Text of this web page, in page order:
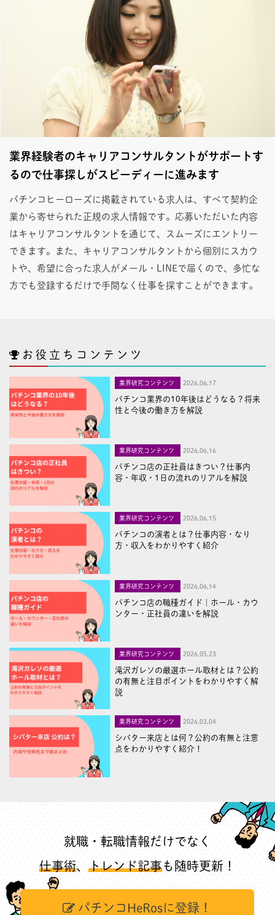
業界経験者のキャリアコンサルタントがサポートす
るので仕事探しがスピーディーに進みます
パチンコヒーローズに掲載されている求人は、すべて契約企
業から寄せられた正規の求人情報です。応募いただいた内容
はキャリアコンサルタントを通じて、スムーズにエントリー
できます。また、キャリアコンサルタントから個別にスカウ
トや、希望に合った求人がメール・LINEで届くので、多忙な
方でも登録するだけで手間なく仕事を探すことができます。
お役立ちコンテンツ
業界研究コンテンツ 2026,06,17
パチンコ業界の10年後はどうなる？将来
性と今後の働き方を解説
業界研究コンテンツ 2026,06,16
パチンコ店の正社員はきつい？仕事内
容・年収・1日の流れのリアルを解説
業界研究コンテンツ 2026,06,15
パチンコの演者とは？仕事内容・なり
方・収入をわかりやすく紹介
業界研究コンテンツ 2026,06,14
パチンコ店の職種ガイド｜ホール・カウ
ンター・正社員の違いを解説
業界研究コンテンツ 2026,05,23
滝沢ガレソの厳選ホール取材とは？公約
の有無と注目ポイントをわかりやすく解
説
業界研究コンテンツ 2026,03,04
シバター来店とは何？公約の有無と注意
点をわかりやすく紹介！
就職・転職情報だけでなく
仕事術、 トレンド記事も随時更新！
パチンコHeRosに登録！